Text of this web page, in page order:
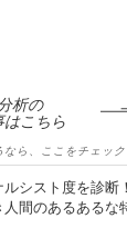
析の
はこちら
ら、ここをチェック
ルシスト度を診断
間のあるあるな